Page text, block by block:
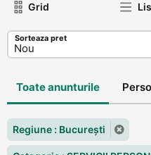
Grid
Sorteaza pret
Toate anunturile
Regiune : Bucureşti